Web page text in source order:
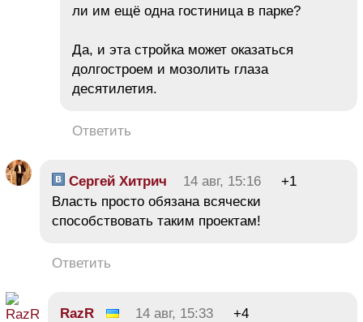
ли им ещё одна гостиница в парке?
Да, и эта стройка может оказаться
долгостроем и мозолить глаза
десятилетия.
Ответить
Сергей Хитрич 14 авг, 15:16
+1
Власть просто обязана всячески
способствовать таким проектам!
Ответить
RazR 14 авг, 15:33
+4